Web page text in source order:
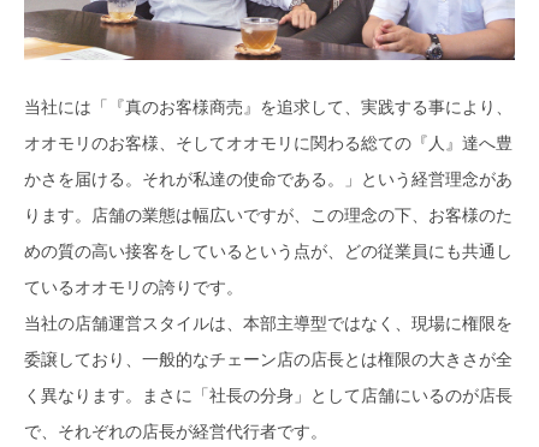
当社には「『真のお客様商売』を追求して、実践する事により、
オオモリのお客様、そしてオオモリに関わる総ての『人』達へ豊
かさを届ける。それが私達の使命である。」という経営理念があ
ります。店舗の業態は幅広いですが、この理念の下、お客様のた
めの質の高い接客をしているという点が、どの従業員にも共通し
ているオオモリの誇りです。
当社の店舗運営スタイルは、本部主導型ではなく、現場に権限を
委譲しており、一般的なチェーン店の店長とは権限の大きさが全
く異なります。まさに「社長の分身」として店舗にいるのが店長
で、それぞれの店長が経営代行者です。